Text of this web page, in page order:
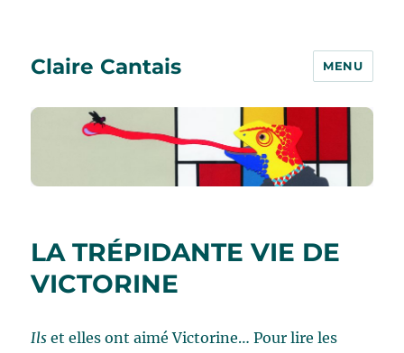
Claire Cantais MENU
LA TRÉPIDANTE VIE DE
VICTORINE
Ils et elles ont aimé Victorine… Pour lire les